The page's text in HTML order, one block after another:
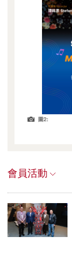
圖2:
會員活動